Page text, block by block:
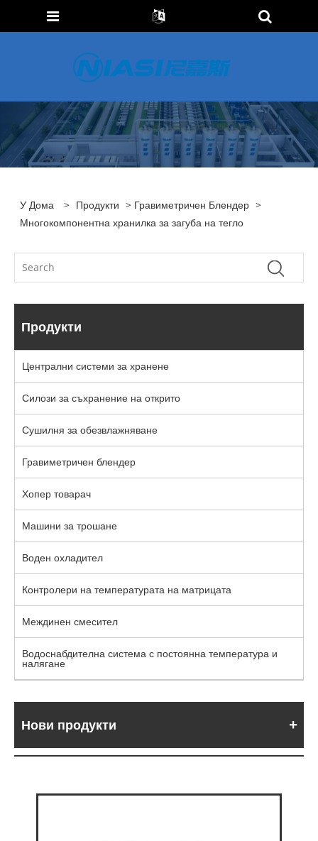
У Дома > Продукти > Гравиметричен Блендер >
Многокомпонентна хранилка за загуба на тегло
Продукти
Централни системи за хранене
Силози за съхранение на открито
Сушилня за обезвлажняване
Гравиметричен блендер
Хопер товарач
Машини за трошане
Воден охладител
Контролери на температурата на матрицата
Междинен смесител
Водоснабдителна система с постоянна температура и
налягане
Нови продукти